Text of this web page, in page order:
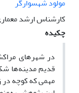
مولود شهسوارگر
کارشناس ارشد
چکیده
در شهرهای
قدیم مدینه‌ها
مهمی که کوچه‌ در